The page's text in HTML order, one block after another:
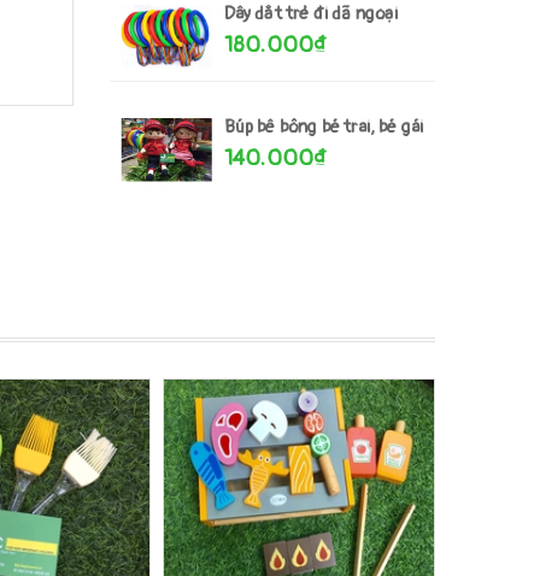
Dây dắt trẻ đi dã ngoại
180.000₫
Búp bê bông bé trai, bé gái
140.000₫